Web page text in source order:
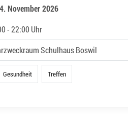
November 2026
- 22:00 Uhr
Schulhaus Boswil
Gesundheit Treffen